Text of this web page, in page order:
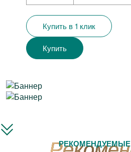
Купить в 1 клик
Купить